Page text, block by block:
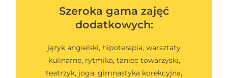
Szeroka gama zajęć
dodatkowych:
język angielski, hipoterapia, warsztaty
kulinarne, rytmika, taniec towarzyski,
teatrzyk, joga, gimnastyka korekcyjna,